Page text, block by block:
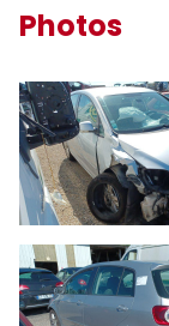
Photos